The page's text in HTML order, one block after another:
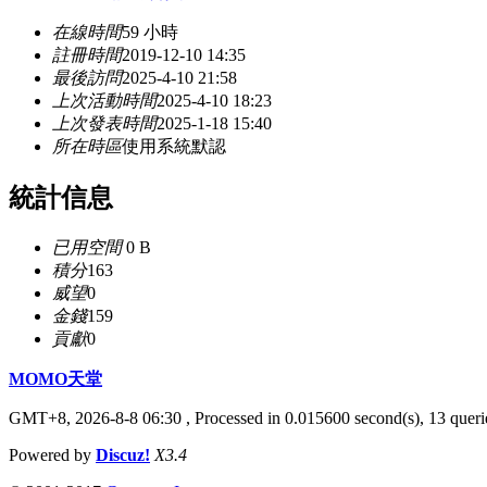
在線時間59 小時
註冊時間2019-12-10 14:35
最後訪問2025-4-10 21:58
上次活動時間2025-4-10 18:23
上次發表時間2025-1-18 15:40
所在時區使用系統默認
統計信息
已用空間0 B
積分163
威望0
金錢159
貢獻0
MOMO天堂
GMT+8, 2026-8-8 06:30 , Processed in 0.015600 second(s), 13
Powered by Discuz! X3.4